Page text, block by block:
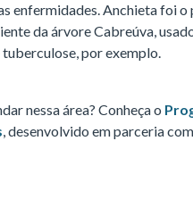
enfermidades. Anchieta foi
da árvore Cabreúva,
tuberculose, por exemplo.
nessa área? Conheça o
, desenvolvido em parceria